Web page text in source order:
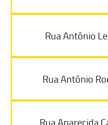
Rua Antônio
Rua Antônio
Rua Aparecida